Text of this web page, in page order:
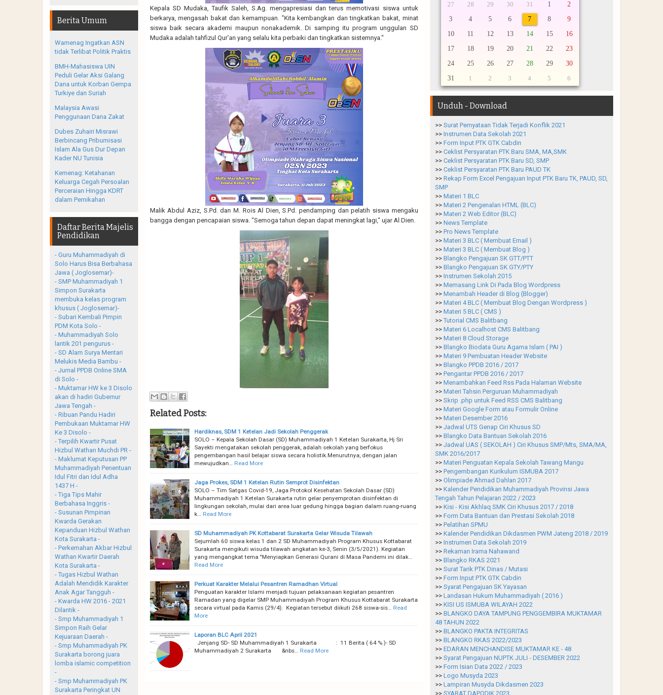
Kepala SD Mudaka, Taufik Saleh, S.Ag. mengapresiasi dan terus memotivasi siswa untuk
berkarya, mengasah bakat dan kemampuan. "Kita kembangkan dan tingkatkan bakat, minat
siswa baik secara akademi maupun nonakademik. Di samping itu program unggulan SD
Mudaka adalah tahfizul Qur'an yang selalu kita perbaiki dan tingkatkan sistemnya."
Malik Abdul Aziz, S.Pd. dan M. Rois Al Dien, S.Pd. pendamping dan pelatih siswa mengaku
bangga dengan pencapaian siswa. "Semoga tahun depan dapat meningkat lagi," ujar Al Dien.
Related Posts:
Hardiknas, SDM 1 Ketelan Jadi Sekolah Penggerak
SOLO – Kepala Sekolah Dasar (SD) Muhammadiyah 1 Ketelan Surakarta, Hj Sri
Sayekti mengatakan sekolah penggerak, adalah sekolah yang berfokus
pengembangan hasil belajar siswa secara holistik.Menurutnya, dengan jalan
mewujudkan…
Read More
Jaga Prokes, SDM 1 Ketelan Rutin Semprot Disinfektan
SOLO – Tim Satgas Covid-19, Jaga Protokol Kesehatan Sekolah Dasar (SD)
Muhammadiyah 1 Ketelan Surakarta rutin gelar penyemprotan disinfektan di
lingkungan sekolah, mulai dari area luar gedung hingga bagian dalam ruang-ruang
k…
Read More
SD Muhammadiyah PK Kottabarat Surakarta Gelar Wisuda Tilawah
Sejumlah 60 siswa kelas 1 dan 2 SD Muhammadiyah Program Khusus Kottabarat
Surakarta mengikuti wisuda tilawah angkatan ke-3, Senin (3/5/2021). Kegiatan
yang mengangkat tema "Menyiapkan Generasi Qurani di Masa Pandemi ini dilak…
Read More
Perkuat Karakter Melalui Pesantren Ramadhan Virtual
Penguatan karakter Islami menjadi tujuan pelaksanaan kegiatan pesantren
Ramadan yang digelar SMP Muhammadiyah Program Khusus Kottabarat Surakarta
secara virtual pada Kamis (29/4). Kegiatan tersebut diikuti 268 siswa-sis…
Read
More
Laporan BLC April 2021
Jenjang SD- SD Muhammadiyah 1 Surakarta : 11 Berita ( 64 % )- SD
Muhammadiyah 2 Surakarta &nbs…
Read More
Berita Umum
Wamenag Ingatkan ASN
tidak Terlibat Politik Praktis
BMH-Mahasiswa UIN
Peduli Gelar Aksi Galang
Dana untuk Korban Gempa
Turkiye dan Suriah
Malaysia Awasi
Penggunaan Dana Zakat
Dubes Zuhairi Misrawi
Berbincang Pribumisasi
Islam Ala Gus Dur Depan
Kader NU Tunisia
Kemenag: Ketahanan
Keluarga Cegah Persoalan
Perceraian Hingga KDRT
dalam Pernikahan
Daftar Berita Majelis
Pendidikan
- Guru Muhammadiyah di
Solo Harus Bisa Berbahasa
Jawa ( Joglosemar)-
- SMP Muhammadiyah 1
Simpon Surakarta
membuka kelas program
khusus ( Joglosemar)-
- Subari Kembali Pimpin
PDM Kota Solo -
- Muhammadiyah Solo
lantik 201 pengurus -
- SD Alam Surya Mentari
Melukis Media Bambu -
- Jurnal PPDB Online SMA
di Solo -
- Muktamar HW ke 3 Disolo
akan di hadiri Gubernur
Jawa Tengah -
- Ribuan Pandu Hadiri
Pembukaan Muktamar HW
Ke 3 Disolo -
- Terpilih Kwartir Pusat
Hizbul Wathan Muchdi PR -
- Maklumat Keputusan PP
Muhammadiyah Penentuan
Idul Fitri dan Idul Adha
1437 H -
- Tiga Tips Mahir
Berbahasa Inggris -
- Susunan Pimpinan
Kwarda Gerakan
Kepanduan Hizbul Wathan
Kota Surakarta -
- Perkemahan Akbar Hizbul
Wathan Kwartir Daerah
Kota Surakarta -
- Tugas Hizbul Wathan
Adalah Mendidik Karakter
Anak Agar Tangguh -
- Kwarda HW 2016 - 2021
Dilantik -
- Smp Muhammadiyah 1
Simpon Raih Gelar
Kejuaraan Daerah -
- Smp Muhammadiyah PK
Surakarta borong juara
lomba islamic competition
-
- Smp Muhammadiyah PK
Surakarta Peringkat UN
27 28 29 30 31 1
2
3
4 5 6 7 8
9
10
11 12 13 14 15
16
17
18 19 20 21 22
23
24
25 26 27 28 29
30
31
1 2 3 4 5 6
Unduh - Download
>> Surat Pernyataan Tidak Terjadi Konflik 2021
>> Instrumen Data Sekolah 2021
>> Form Input PTK GTK Cabdin
>> Ceklist Persyaratan PTK Baru SMA, MA,SMK
>> Ceklist Persyaratan PTK Baru SD, SMP
>> Ceklist Persyaratan PTK Baru PAUD TK
>> Rekap Form Excel Pengajuan Input PTK Baru TK, PAUD, SD,
SMP
>> Materi 1 BLC
>> Materi 2 Pengenalan HTML (BLC)
>> Materi 2 Web Editor (BLC)
>> News Template
>> Pro News Template
>> Materi 3 BLC ( Membuat Email )
>> Materi 3 BLC ( Membuat Blog )
>> Blangko Pengajuan SK GTT/PTT
>> Blangko Pengajuan SK GTY/PTY
>> Instrumen Sekolah 2015
>> Memasang Link Di Pada Blog Wordpress
>> Menambah Header di Blog (Blogger)
>> Materi 4 BLC ( Membuat Blog Dengan Wordpress )
>> Materi 5 BLC ( CMS )
>> Tutorial CMS Balitbang
>> Materi 6 Localhost CMS Balitbang
>> Materi 8 Cloud Storage
>> Blangko Biodata Guru Agama Islam ( PAI )
>> Materi 9 Pembuatan Header Website
>> Blangko PPDB 2016 / 2017
>> Pengantar PPDB 2016 / 2017
>> Menambahkan Feed Rss Pada Halaman Website
>> Materi Tahsin Perguruan Muhammadiyah
>> Skrip .php untuk Feed RSS CMS Balitbang
>> Materi Google Form atau Formulir Online
>> Materi Desember 2016
>> Jadwal UTS Genap Ciri Khusus SD
>> Blangko Data Bantuan Sekolah 2016
>> Jadwal UAS ( SEKOLAH ) Ciri Khusus SMP/Mts, SMA/MA,
SMK 2016/2017
>> Materi Penguatan Kepala Sekolah Tawang Mangu
>> Pengembangan Kurikulum ISMUBA 2017
>> Olimpiade Ahmad Dahlan 2017
>> Kalender Pendidikan Muhammadiyah Provinsi Jawa
Tengah Tahun Pelajaran 2022 / 2023
>> Kisi - Kisi Akhlaq SMK Ciri Khusus 2017 / 2018
>> Form Data Bantuan dan Prestasi Sekolah 2018
>> Pelatihan SPMU
>> Kalender Pendidikan Dikdasmen PWM Jateng 2018 / 2019
>> Instrumen Data Sekolah 2019
>> Rekaman Irama Nahawand
>> Blangko RKAS 2021
>> Surat Tarik PTK Dinas / Mutasi
>> Form Input PTK GTK Cabdin
>> Syarat Pengajuan SK Yayasan
>> Landasan Hukum Muhammadiyah ( 2016 )
>> KISI US ISMUBA WILAYAH 2022
>> BLANGKO DAYA TAMPUNG PENGGEMBIRA MUKTAMAR
48 TAHUN 2022
>> BLANGKO PAKTA INTEGRITAS
>> BLANGKO RKAS 2022/2023
>> EDARAN MENCHANDISE MUKTAMAR KE - 48
>> Syarat Pengajuan NUPTK JULI - DESEMBER 2022
>> Form Isian Data 2022 / 2023
>> Logo Musyda 2023
>> Lampiran Musyda Dikdasmen 2023
>> SYARAT DAPODIK 2023